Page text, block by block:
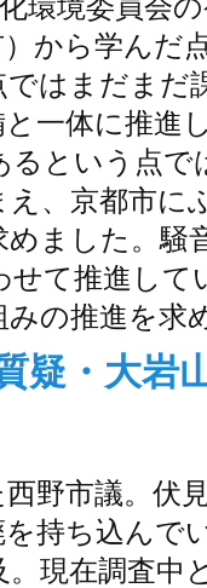
環境委員会
から学んだ
ではまだまだ
一体に推進
るという点
、京都市に
ました。騒
せて推進して
の推進を求
疑・大岩
野市議。伏
持ち込んで
現在調査中